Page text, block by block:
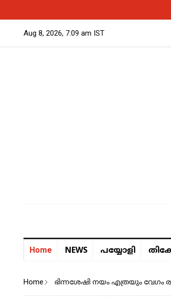
Aug 8, 2026, 7:09 am IST
Home NEWS പയ്യോളി
Home ഭിന്നശേഷി നയം എത്രയും